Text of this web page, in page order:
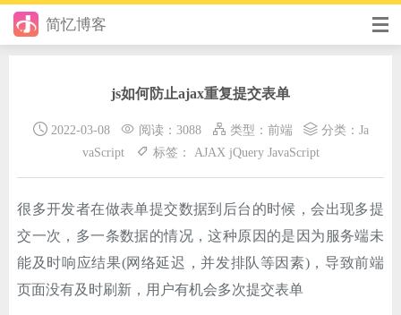
简忆博客
手册
日记
其它
在线工具
js如何防止ajax重复提交表单
2022-03-08 阅读：3088 类型： 前端 分类： Ja
vaScript
标签： AJAX jQuery JavaScript
很多开发者在做表单提交数据到后台的时候，会出现多提
交一次，多一条数据的情况，这种原因的是因为服务端未
能及时响应结果(网络延迟，并发排队等因素)，导致前端
页面没有及时刷新，用户有机会多次提交表单